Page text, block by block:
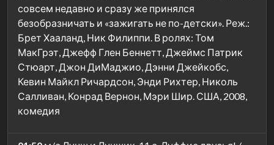
совсем недавно и сразу же принялся
безобразничать и «зажигать не по-детски». Реж.:
Брет Хааланд, Ник Филиппи. В ролях: Том
МакГрэт, Джефф Глен Беннетт, Джеймс Патрик
Стюарт, Джон ДиМаджио, Дэнни Джейкобс,
Кевин Майкл Ричардсон, Энди Рихтер, Николь
Салливан, Конрад Вернон, Мэри Шир. США, 2008,
комедия